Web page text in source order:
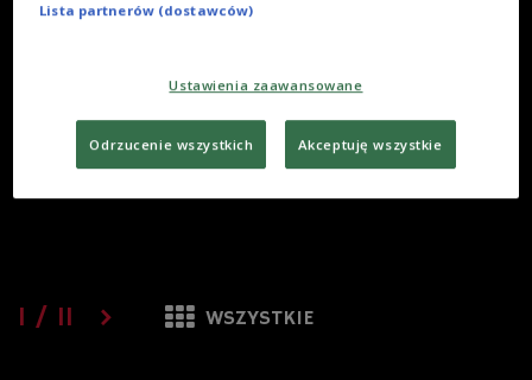
1 / 11 WSZYSTKIE
Lista partnerów (dostawców)
Ustawienia zaawansowane
Odrzucenie wszystkich Akceptuję wszystkie